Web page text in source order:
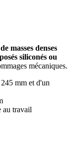
masses denses
siliconés ou
mécaniques.
mm et d'un
au travail